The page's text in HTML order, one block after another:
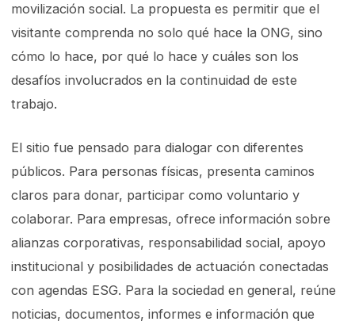
movilización social. La propuesta es permitir que el
visitante comprenda no solo qué hace la ONG, sino
cómo lo hace, por qué lo hace y cuáles son los
desafíos involucrados en la continuidad de este
trabajo.
El sitio fue pensado para dialogar con diferentes
públicos. Para personas físicas, presenta caminos
claros para donar, participar como voluntario y
colaborar. Para empresas, ofrece información sobre
alianzas corporativas, responsabilidad social, apoyo
institucional y posibilidades de actuación conectadas
con agendas ESG. Para la sociedad en general, reúne
noticias, documentos, informes e información que